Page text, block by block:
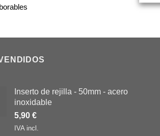
Inserto de rejilla - 50mm - acero
inoxidable
5,90 €
IVA incl.